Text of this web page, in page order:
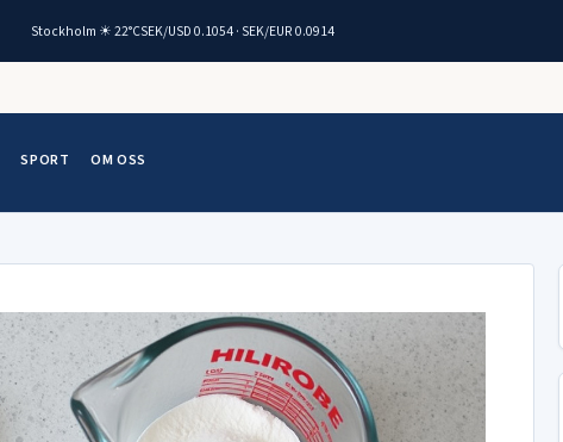
Stockholm ☀ 22°CSEK/USD 0.1054 · SEK/EUR 0.0914
SPORT OM OSS